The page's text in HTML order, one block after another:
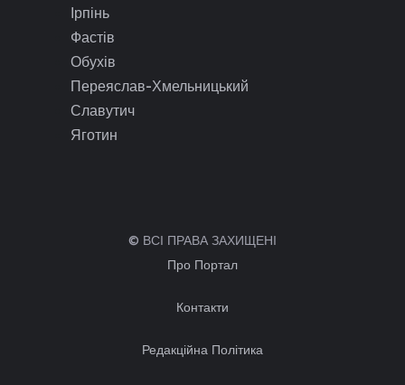
Ірпінь
Фастів
Обухів
Переяслав-Хмельницький
Славутич
Яготин
© ВСІ ПРАВА ЗАХИЩЕНІ
Про Портал
Контакти
Редакційна Політика